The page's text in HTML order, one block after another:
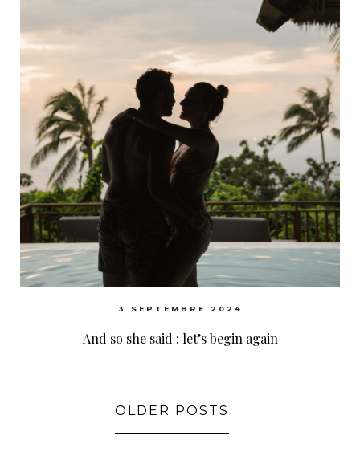
3 SEPTEMBRE 2024
And so she said : let’s begin again
OLDER POSTS